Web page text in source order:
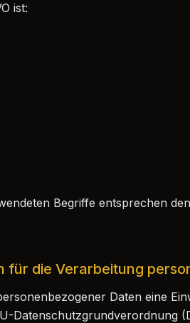
ist:
Begriffe entsprechen
für die Verarbeitung
Daten eine
Datenschutzgrundverordnung